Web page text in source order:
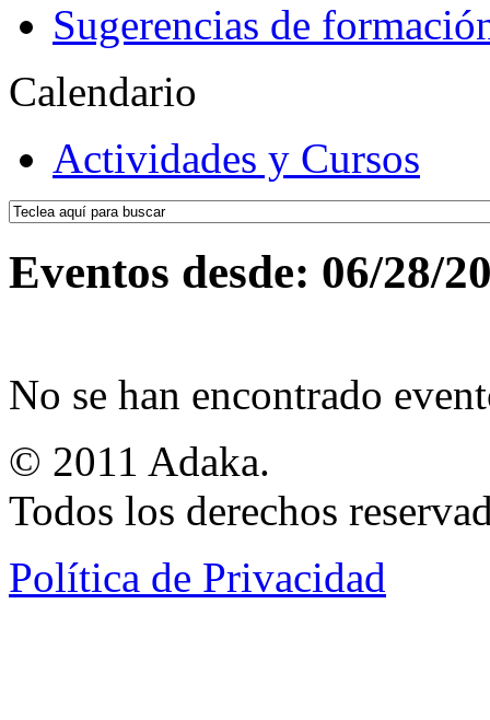
Sugerencias de
Calendario
Actividades y Cursos
Eventos desde: 06/28/
No se han encontrado
© 2011 Adaka.
Todos los derechos
Política de Privacidad